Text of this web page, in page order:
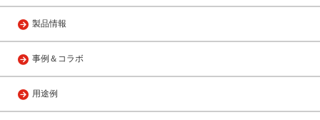
製品情報
事例＆コラボ
用途例